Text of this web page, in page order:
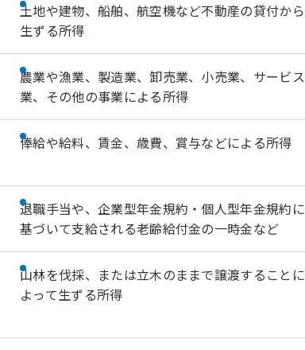
土地や建物、船舶、航空機など不動産の貸付から
生ずる所得
農業や漁業、製造業、卸売業、小売業、サービス
業、その他の事業による所得
俸給や給料、賃金、歳費、賞与などによる所得
退職手当や、企業型年金規約・個人型年金規約に
基づいて支給される老齢給付金の一時金など
山林を伐採、または立木のままで譲渡することに
よって生ずる所得